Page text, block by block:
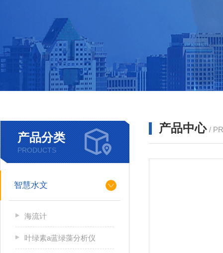
产品分类
PRODUCTS
智慧水文
海流计
叶绿素a蓝绿藻分析仪
产品中心 /